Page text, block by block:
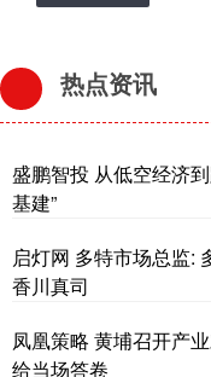
热点资讯
盛鹏智投 从低空经济
基建”
启灯网 多特市场总监:
香川真司
凤凰策略 黄埔召开产
给当场答卷